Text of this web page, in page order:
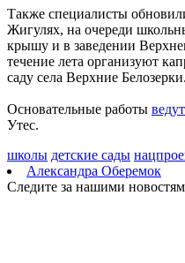
Где в Самаре отключат
адресов
08.08.2026 | 10:15
День физкультурника в
августа
08.08.2026 | 09:54
Кардиолог Алексей
для здоровья в жару
08.08.2026 | 09:07
8 августа вражеские БПЛА
предприятие в Самарской
08.08.2026 | 09:02
В Кошкинском районе
Также специалисты
Жигулях, на очереди
крышу и в заведении
течение лета организуют
саду села Верхние Белозерки.
Основательные работы
Утес.
школы детские сады
Александра Оберемок
Следите за нашими